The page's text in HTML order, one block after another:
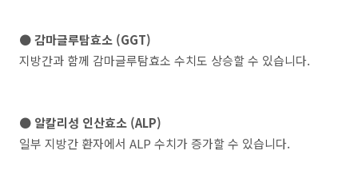
● 감마글루탐효소 (GGT)
지방간과 함께 감마글루탐효소 수치도 상승할 수 있습니다.
● 알칼리성 인산효소 (ALP)
일부 지방간 환자에서 ALP 수치가 증가할 수 있습니다.